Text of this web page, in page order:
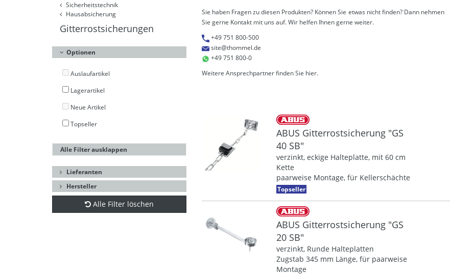
Sicherheitstechnik
Hausabsicherung
Gitterrostsicherungen
Optionen
Auslaufartikel
Lagerartikel
Neue Artikel
Topseller
Alle Filter ausklappen
Lieferanten
Hersteller
Alle Filter löschen
Sie haben Fragen zu diesen Produkten? Können Sie etwas nicht finden? Dann nehmen
Sie gerne Kontakt mit uns auf. Wir helfen Ihnen gerne weiter.
+49 751 800-500
site@thommel.de
+49 751 800-0
Weitere Ansprechpartner finden Sie hier.
ABUS Gitterrostsicherung "GS
40 SB"
verzinkt, eckige Halteplatte, mit 60 cm
Kette
paarweise Montage, für Kellerschächte
Topseller
ABUS Gitterrostsicherung "GS
20 SB"
verzinkt, Runde Halteplatten
Zugstab 345 mm Länge, für paarweise
Montage